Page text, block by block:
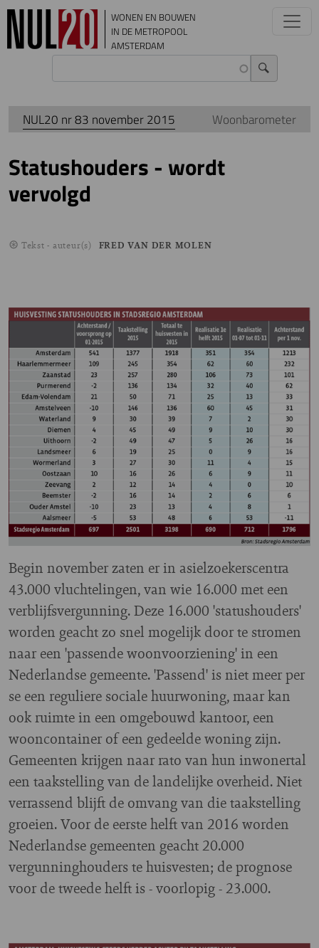
Overslaan en naar de inhoud gaan
WONEN EN BOUWEN
IN DE METROPOOL
AMSTERDAM
NUL20 nr 83 november 2015 Woonbarometer
Statushouders - wordt
vervolgd
Tekst - auteur(s) FRED VAN DER MOLEN
Begin november zaten er in asielzoekerscentra
43.000 vluchtelingen, van wie 16.000 met een
verblijfsvergunning. Deze 16.000 'statushouders'
worden geacht zo snel mogelijk door te stromen
naar een 'passende woonvoorziening' in een
Nederlandse gemeente. 'Passend' is niet meer per
se een reguliere sociale huurwoning, maar kan
ook ruimte in een omgebouwd kantoor, een
wooncontainer of een gedeelde woning zijn.
Gemeenten krijgen naar rato van hun inwonertal
een taakstelling van de landelijke overheid. Niet
verrassend blijft de omvang van die taakstelling
groeien. Voor de eerste helft van 2016 worden
Nederlandse gemeenten geacht 20.000
vergunninghouders te huisvesten; de prognose
voor de tweede helft is - voorlopig - 23.000.